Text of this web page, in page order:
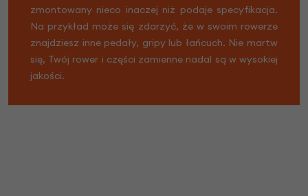
zmontowany nieco inaczej niż podaje specyfikacja.
Na przykład może się zdarzyć, że w swoim rowerze
znajdziesz inne pedały, gripy lub łańcuch. Nie martw
się, Twój rower i części zamienne nadal są w wysokiej
jakości.